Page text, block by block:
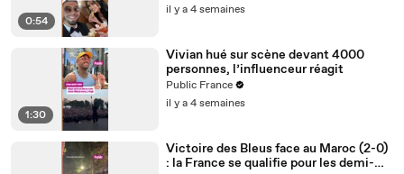
0:54
il y a 4 semaines
1:30
Vivian hué sur scène devant 4000
personnes, l’influenceur réagit
Public France
il y a 4 semaines
Victoire des Bleus face au Maroc (2-0)
: la France se qualifie pour les demi-